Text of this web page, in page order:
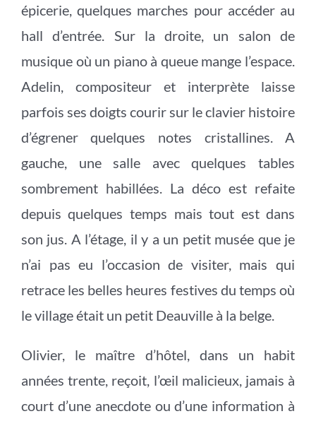
épicerie, quelques marches pour accéder au
hall d’entrée. Sur la droite, un salon de
musique où un piano à queue mange l’espace.
Adelin, compositeur et interprète laisse
parfois ses doigts courir sur le clavier histoire
d’égrener quelques notes cristallines. A
gauche, une salle avec quelques tables
sombrement habillées. La déco est refaite
depuis quelques temps mais tout est dans
son jus. A l’étage, il y a un petit musée que je
n’ai pas eu l’occasion de visiter, mais qui
retrace les belles heures festives du temps où
le village était un petit Deauville à la belge.
Olivier, le maître d’hôtel, dans un habit
années trente, reçoit, l’œil malicieux, jamais à
court d’une anecdote ou d’une information à